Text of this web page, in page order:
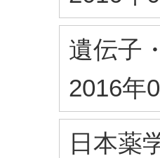
遺伝子
2016年
日本薬